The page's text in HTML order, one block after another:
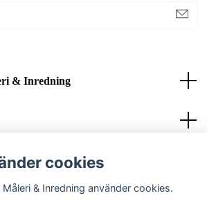
& Inredning
cookies
& Inredning använder cookies.